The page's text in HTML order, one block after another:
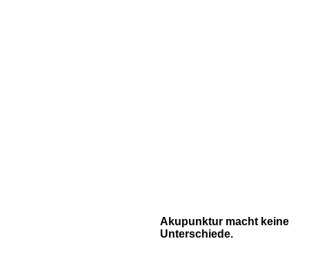
Akupunktur macht keine
Unterschiede.